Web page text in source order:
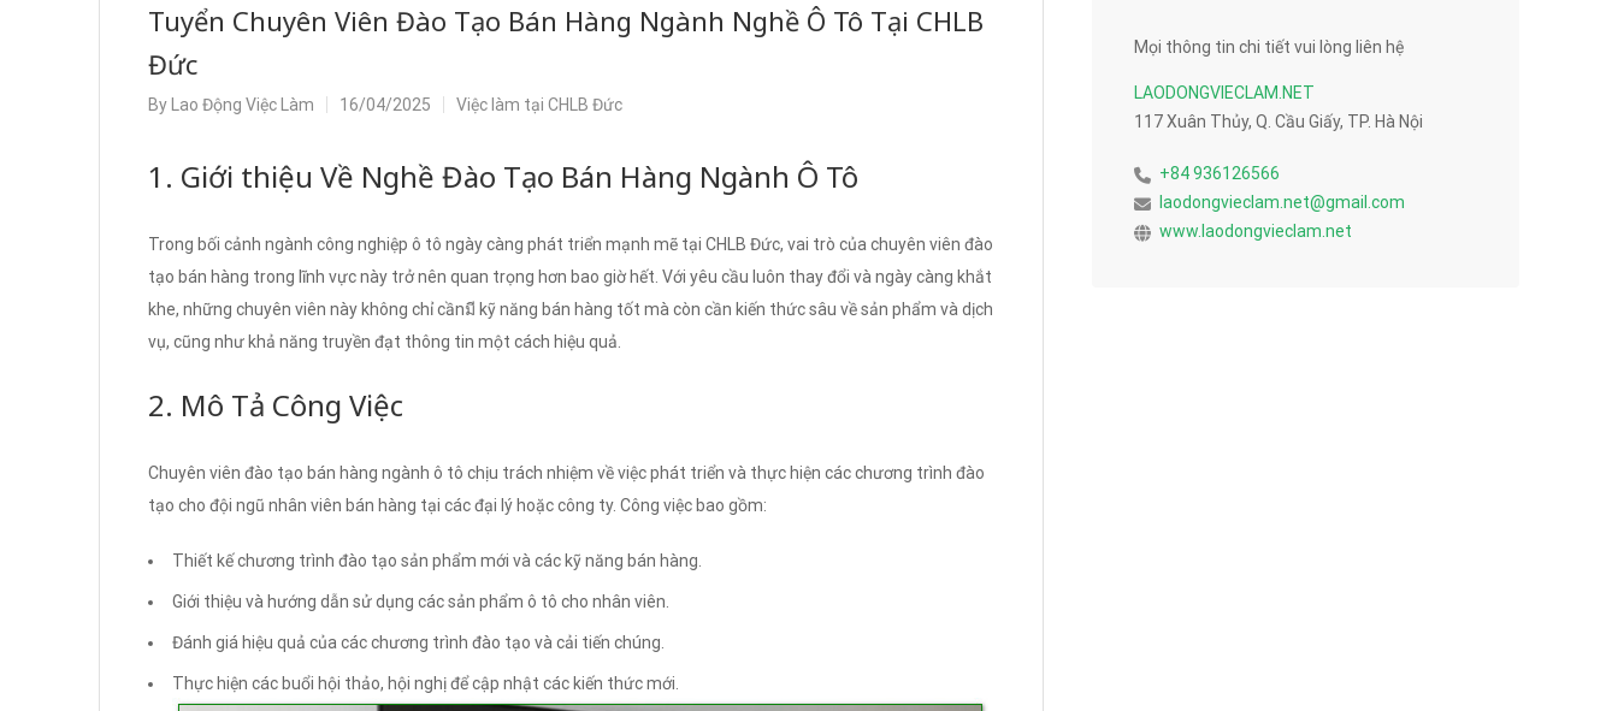
Tuyển Chuyên Viên Đào Tạo Bán Hàng Ngành Nghề Ô Tô Tại CHLB
Đức
By Lao Động Việc Làm 16/04/2025 Việc làm tại CHLB Đức
1. Giới thiệu Về Nghề Đào Tạo Bán Hàng Ngành Ô Tô
Trong bối cảnh ngành công nghiệp ô tô ngày càng phát triển mạnh mẽ tại CHLB Đức, vai trò của chuyên viên đào
tạo bán hàng trong lĩnh vực này trở nên quan trọng hơn bao giờ hết. Với yêu cầu luôn thay đổi và ngày càng khắt
khe, những chuyên viên này không chỉ cầnมี kỹ năng bán hàng tốt mà còn cần kiến thức sâu về sản phẩm và dịch
vụ, cũng như khả năng truyền đạt thông tin một cách hiệu quả.
2. Mô Tả Công Việc
Chuyên viên đào tạo bán hàng ngành ô tô chịu trách nhiệm về việc phát triển và thực hiện các chương trình đào
tạo cho đội ngũ nhân viên bán hàng tại các đại lý hoặc công ty. Công việc bao gồm:
Thiết kế chương trình đào tạo sản phẩm mới và các kỹ năng bán hàng.
Giới thiệu và hướng dẫn sử dụng các sản phẩm ô tô cho nhân viên.
Đánh giá hiệu quả của các chương trình đào tạo và cải tiến chúng.
Thực hiện các buổi hội thảo, hội nghị để cập nhật các kiến thức mới.
Mọi thông tin chi tiết vui lòng liên hệ
LAODONGVIECLAM.NET
117 Xuân Thủy, Q. Cầu Giấy, TP. Hà Nội
+84 936126566
laodongvieclam.net@gmail.com
www.laodongvieclam.net